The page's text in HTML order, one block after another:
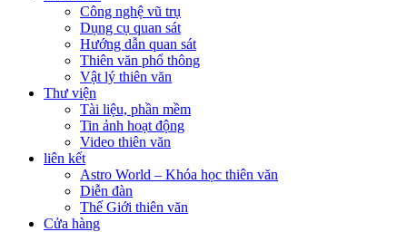
Công nghệ vũ trụ
Dụng cụ quan sát
Hướng dẫn quan sát
Thiên văn phổ thông
Vật lý thiên văn
Thư viện
Tài liệu, phần mềm
Tin ảnh hoạt động
Video thiên văn
liên kết
Astro World – Khóa học thiên văn
Diễn đàn
Thế Giới thiên văn
Cửa hàng